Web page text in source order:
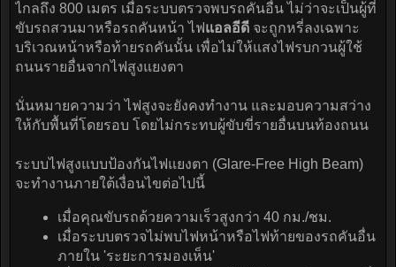
ไกลถึง 800 เมตร เมื่อระบบตรวจพบรถคันอื่น ไม่ว่าจะเป็นผู้ที่
ขับรถสวนมาหรือรถคันหน้า ไฟแอลอีดี จะถูกหรี่ลงเฉพาะ
บริเวณหน้าหรือท้ายรถคันนั้น เพื่อไม่ให้แสงไฟรบกวนผู้ใช้
ถนนรายอื่นจากไฟสูงแยงตา
นั่นหมายความว่า ไฟสูงจะยังคงทำงาน และมอบความสว่าง
ให้กับพื้นที่โดยรอบ โดยไม่กระทบผู้ขับขี่รายอื่นบนท้องถนน
ระบบไฟสูงแบบป้องกันไฟแยงตา (Glare-Free High Beam)
จะทำงานภายใต้เงื่อนไขต่อไปนี้
เมื่อคุณขับรถด้วยความเร็วสูงกว่า 40 กม./ชม.
เมื่อระบบตรวจไม่พบไฟหน้าหรือไฟท้ายของรถคันอื่น
ภายใน 'ระยะการมองเห็น'